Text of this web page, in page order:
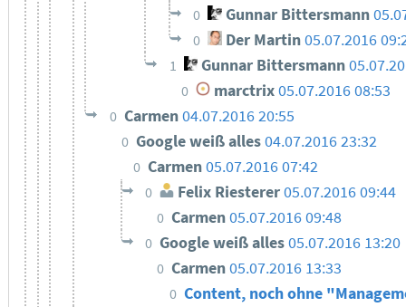
0 Gunnar Bittersmann
0 Der Martin05.07.2016
1 Gunnar Bittersmann
0 marctrix 05.07.2016 08:53
0 Carmen04.07.2016 20:55
0 Google weiß alles04.07.2016 23:32
0 Carmen05.07.2016 07:42
0 Felix Riesterer05.07.2016 09:44
0 Carmen05.07.2016 09:48
0 Google weiß alles05.07.2016 13:20
0 Carmen05.07.2016 13:33
0 Content, noch ohne